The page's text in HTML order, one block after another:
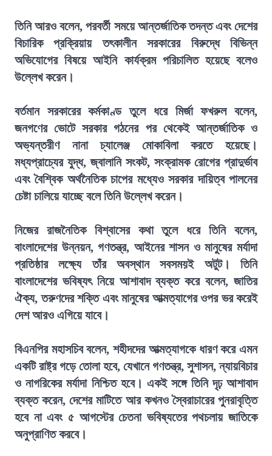
তিনি আরও বলেন, পরবর্তী সময়ে আন্তর্জাতিক তদন্ত এবং দেশের
বিচারিক প্রক্রিয়ায় তৎকালীন সরকারের বিরুদ্ধে বিভিন্ন
অভিযোগের বিষয়ে আইনি কার্যক্রম পরিচালিত হয়েছে বলেও
উল্লেখ করেন।
বর্তমান সরকারের কর্মকাণ্ড তুলে ধরে মির্জা ফখরুল বলেন,
জনগণের ভোটে সরকার গঠনের পর থেকেই আন্তর্জাতিক ও
অভ্যন্তরীণ নানা চ্যালেঞ্জ মোকাবিলা করতে হয়েছে।
মধ্যপ্রাচ্যের যুদ্ধ, জ্বালানি সংকট, সংক্রামক রোগের প্রাদুর্ভাব
এবং বৈশ্বিক অর্থনৈতিক চাপের মধ্যেও সরকার দায়িত্ব পালনের
চেষ্টা চালিয়ে যাচ্ছে বলে তিনি উল্লেখ করেন।
নিজের রাজনৈতিক বিশ্বাসের কথা তুলে ধরে তিনি বলেন,
বাংলাদেশের উন্নয়ন, গণতন্ত্র, আইনের শাসন ও মানুষের মর্যাদা
প্রতিষ্ঠার লক্ষ্যে তাঁর অবস্থান সবসময়ই অটুট। তিনি
বাংলাদেশের ভবিষ্যৎ নিয়ে আশাবাদ ব্যক্ত করে বলেন, জাতির
ঐক্য, তরুণদের শক্তি এবং মানুষের আত্মত্যাগের ওপর ভর করেই
দেশ আরও এগিয়ে যাবে।
বিএনপির মহাসচিব বলেন, শহীদদের আত্মত্যাগকে ধারণ করে এমন
একটি রাষ্ট্র গড়ে তোলা হবে, যেখানে গণতন্ত্র, সুশাসন, ন্যায়বিচার
ও নাগরিকের মর্যাদা নিশ্চিত হবে। একই সঙ্গে তিনি দৃঢ় আশাবাদ
ব্যক্ত করেন, দেশের মাটিতে আর কখনও স্বৈরাচারের পুনরাবৃত্তি
হবে না এবং ৫ আগস্টের চেতনা ভবিষ্যতের পথচলায় জাতিকে
অনুপ্রাণিত করবে।